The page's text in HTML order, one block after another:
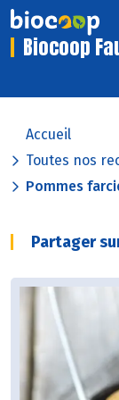
Biocoop
Accueil
Toutes nos
Pommes
Partager